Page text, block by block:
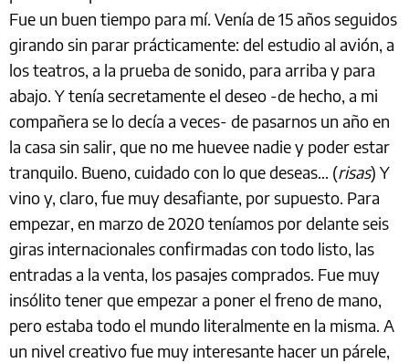
Fue un buen tiempo para mí. Venía de 15 años seguidos
girando sin parar prácticamente: del estudio al avión, a
los teatros, a la prueba de sonido, para arriba y para
abajo. Y tenía secretamente el deseo -de hecho, a mi
compañera se lo decía a veces- de pasarnos un año en
la casa sin salir, que no me huevee nadie y poder estar
tranquilo. Bueno, cuidado con lo que deseas… (risas) Y
vino y, claro, fue muy desafiante, por supuesto. Para
empezar, en marzo de 2020 teníamos por delante seis
giras internacionales confirmadas con todo listo, las
entradas a la venta, los pasajes comprados. Fue muy
insólito tener que empezar a poner el freno de mano,
pero estaba todo el mundo literalmente en la misma. A
un nivel creativo fue muy interesante hacer un párele,